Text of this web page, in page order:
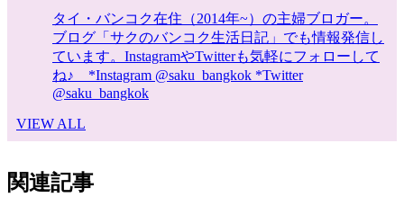
タイ・バンコク在住（2014年~）の主婦ブロガー。
ブログ「サクのバンコク生活日記」でも情報発信し
ています。InstagramやTwitterも気軽にフォローして
ね♪ *Instagram @saku_bangkok *Twitter
@saku_bangkok
VIEW ALL
関連記事